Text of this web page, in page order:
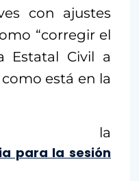
con ajustes
“corregir el
Estatal Civil a
está en la
la
para la sesión